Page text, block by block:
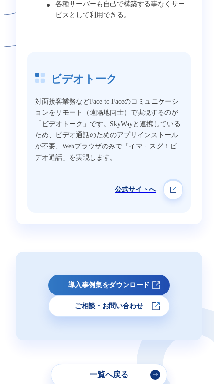
各種サーバーも自己で構築する事なくサー
ビスとして利用できる。
ビデオトーク
対面接客業務などFace to Faceのコミュニケーシ
ョンをリモート（遠隔地同士）で実現するのが
「ビデオトーク」です。SkyWayと連携している
ため、ビデオ通話のためのアプリインストール
が不要、Webブラウザのみで「イマ・スグ！ビ
デオ通話」を実現します。
公式サイトへ
導入事例集をダウンロード
ご相談・お問い合わせ
一覧へ戻る